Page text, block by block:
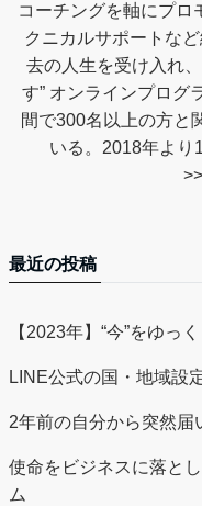
コーチングを軸にプロ
クニカルサポートな
去の人生を受け入れ
す” オンラインプログ
間で300名以上の方と
いる。2018年より
>>
最近の投稿
【2023年】“今”をゆっ
LINE公式の国・地域設
2年前の自分から突然届
使命をビジネスに落と
ム